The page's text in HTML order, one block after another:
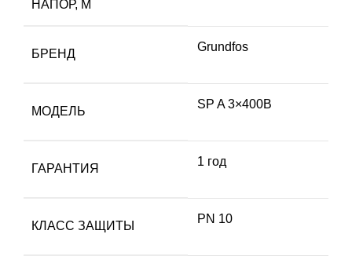
НАПОР, М
БРЕНД
Grundfos
МОДЕЛЬ
SP A 3×400В
ГАРАНТИЯ
1 год
КЛАСС ЗАЩИТЫ
PN 10